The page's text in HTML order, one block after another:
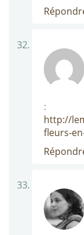
:
http://
fleurs-